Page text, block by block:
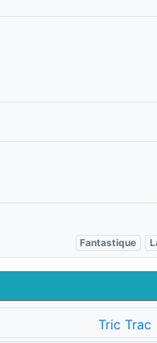
Fantastique
Tric Trac